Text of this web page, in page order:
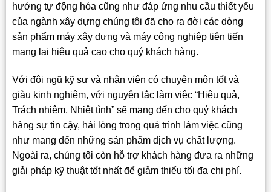
hướng tự động hóa cũng như đáp ứng nhu cầu thiết yếu
của ngành xây dựng chúng tôi đã cho ra đời các dòng
sản phẩm máy xây dựng và máy công nghiệp tiên tiến
mang lại hiệu quả cao cho quý khách hàng.
Với đội ngũ kỹ sư và nhân viên có chuyên môn tốt và
giàu kinh nghiệm, với nguyên tắc làm việc “Hiệu quả,
Trách nhiệm, Nhiệt tình” sẽ mang đến cho quý khách
hàng sự tin cậy, hài lòng trong quá trình làm việc cũng
như mang đến những sản phẩm dịch vụ chất lượng.
Ngoài ra, chúng tôi còn hỗ trợ khách hàng đưa ra những
giải pháp kỹ thuật tốt nhất để giảm thiểu tối đa chi phí.